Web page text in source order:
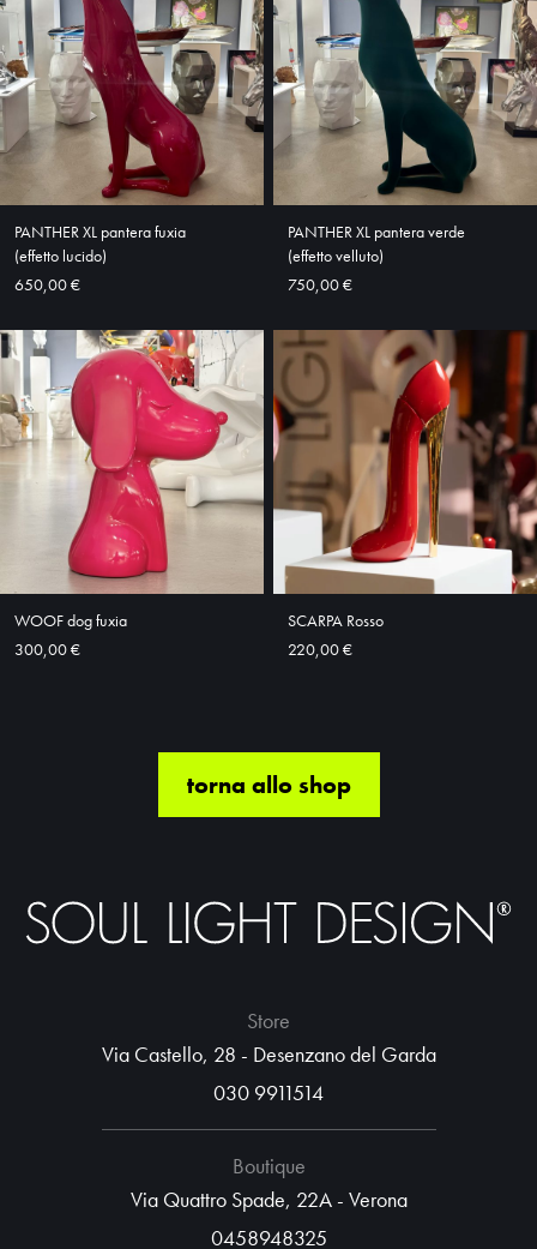
HOME
ABOUT
SHOP
PANTHER XL pantera fuxia
(effetto lucido)
650,00 €
PANTHER XL pantera verde
(effetto velluto)
750,00 €
WOOF dog fuxia
300,00 €
SCARPA Rosso
220,00 €
torna allo shop
Store
Via Castello, 28 - Desenzano del Garda
030 9911514
Boutique
Via Quattro Spade, 22A - Verona
0458948325